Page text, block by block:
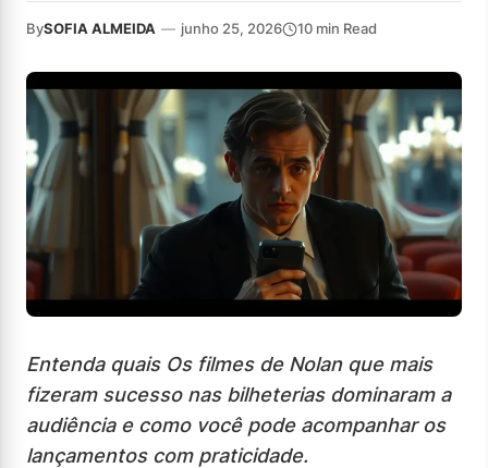
BySOFIA ALMEIDA — junho 25, 2026 10 min Read
Entenda quais Os filmes de Nolan que mais
fizeram sucesso nas bilheterias dominaram a
audiência e como você pode acompanhar os
lançamentos com praticidade.